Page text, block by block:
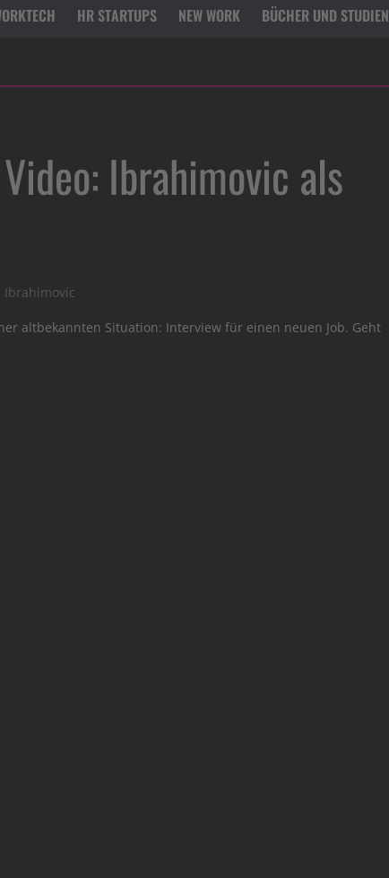
HR STARTUPS NEW WORK BÜCHER UND STUDIEN
Ibrahimovic als
Ibrahimovic
altbekannten Situation: Interview für einen neuen Job. Geht